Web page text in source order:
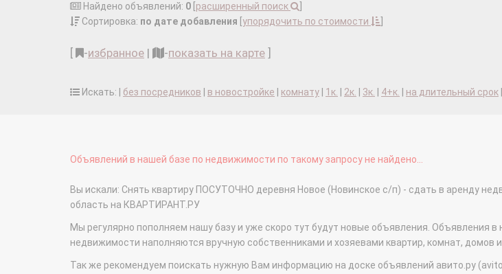
Найдено объявлений: 0 расширенный поиск
Сортировка: по дате добавления упорядочить по стоимости
-избранное | -показать на карте
Искать: | без посредников в новостройке комнату 1к. 2к. 3к. 4+к. на длительный срок
Объявлений в нашей базе по недвижимости по такому запросу не найдено...
Вы искали: Снять квартиру ПОСУТОЧНО деревня Новое (Новинское с/п) - сдать в аренду
область на КВАРТИРАНТ.РУ
Мы регулярно пополняем нашу базу и уже скоро тут будут новые объявления. Объявления в
недвижимости наполняются вручную собственниками и хозяевами квартир, комнат, домов
Так же рекомендуем поискать нужную Вам информацию на доске объявлений авито.ру